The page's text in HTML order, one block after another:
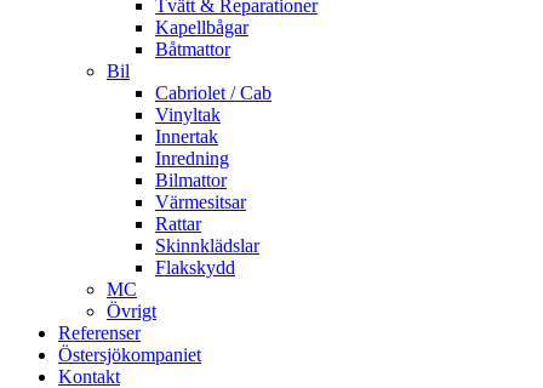
Tvätt & Reparationer
Kapellbågar
Båtmattor
Bil
Cabriolet / Cab
Vinyltak
Innertak
Inredning
Bilmattor
Värmesitsar
Rattar
Skinnklädslar
Flakskydd
MC
Övrigt
Referenser
Östersjökompaniet
Kontakt